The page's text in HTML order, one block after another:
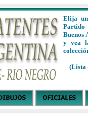
Elija
Buenos
y vea
(Lista